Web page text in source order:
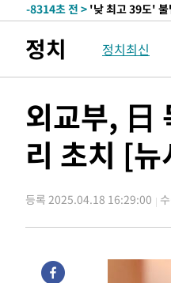
-8314초 전 > '낮 최고 39도'
-7935초 전 >
"韓 외환시장 개
-7762초 전 >'월드컵 탈락 후
-7164초 전 >[속보]종합특검,
-3259초 전 >
[속보]코스닥,
-3189초 전 >[속보]코스피,
-653초 전 >"여기 떨어졌다"…
38분 전 >손흥민, 5경기 연속
-28844초 전 >
'월드컵 탈락
정치 정치최신
외교부, 日
리 초치 [
등록 2025.04.18 16:29:00